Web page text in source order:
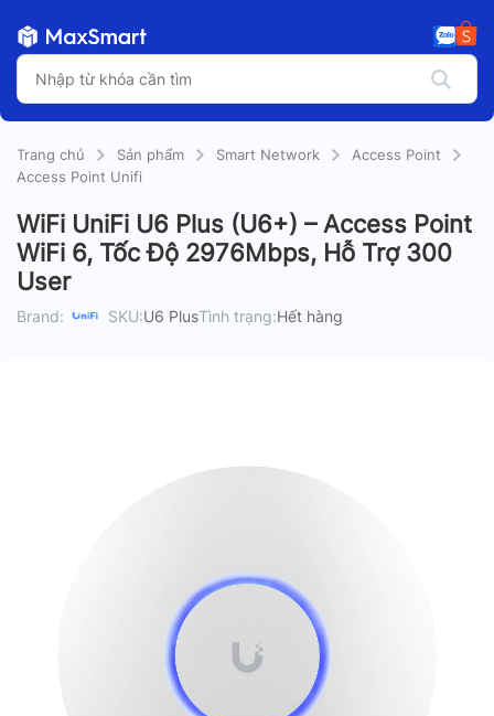
Trang chủ Sản phẩm Smart Network
Access Point
Access Point Unifi
WiFi UniFi U6 Plus (U6+) – Access Point
WiFi 6, Tốc Độ 2976Mbps, Hỗ Trợ 300
User
Brand: SKU:U6 PlusTình trạng:Hết hàng